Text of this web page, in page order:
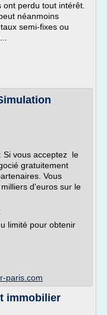
perdu tout intérêt.
néanmoins
semi-fixes ou
Si vous acceptez le
gratuitement
Vous
d'euros sur le
limité pour obtenir
paris.com
immobilier